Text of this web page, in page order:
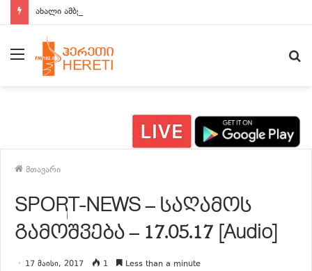
ახალი ამბები 15:00 საათზე
მენიუ
მთავარი
SPORT-NEWS – საღამოს
გამოშვება – 17.05.17 [Audio]
17 მაისი, 2017 1 Less than a minute